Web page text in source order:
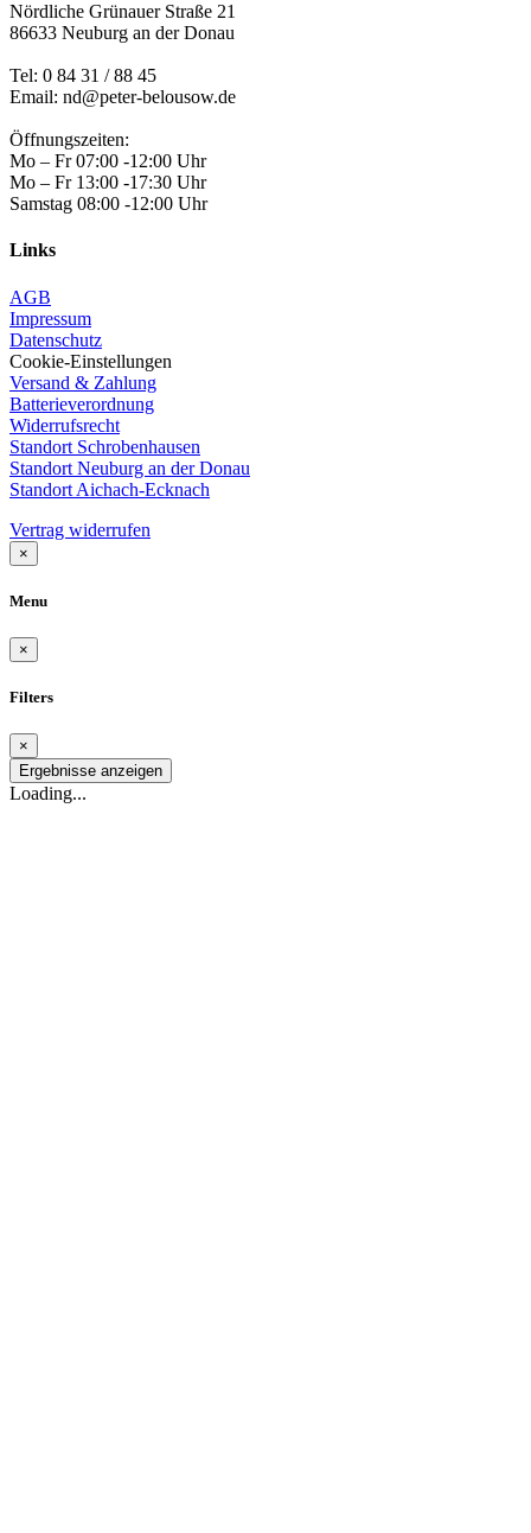
Nördliche Grünauer Straße 21
86633 Neuburg an der Donau
Tel: 0 84 31 / 88 45
Email: nd@peter-belousow.de
Öffnungszeiten:
Mo – Fr 07:00 -12:00 Uhr
Mo – Fr 13:00 -17:30 Uhr
Samstag 08:00 -12:00 Uhr
Links
AGB
Impressum
Datenschutz
Cookie-Einstellungen
Versand & Zahlung
Batterieverordnung
Widerrufsrecht
Standort Schrobenhausen
Standort Neuburg an der Donau
Standort Aichach-Ecknach
Vertrag widerrufen
×
Menu
×
Filters
×
Ergebnisse anzeigen
Loading...